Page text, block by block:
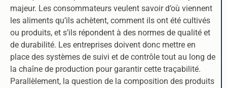
majeur. Les consommateurs veulent savoir d’où viennent
les aliments qu’ils achètent, comment ils ont été cultivés
ou produits, et s’ils répondent à des normes de qualité et
de durabilité. Les entreprises doivent donc mettre en
place des systèmes de suivi et de contrôle tout au long de
la chaîne de production pour garantir cette traçabilité.
Parallèlement, la question de la composition des produits